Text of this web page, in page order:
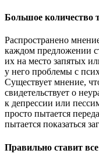
Большое количество
Распространено
каждом предложении
их на место запятых
у него проблемы с
Существует мнение,
свидетельствует о
к депрессии или
просто пытается
пытается показаться
Правильно ставит